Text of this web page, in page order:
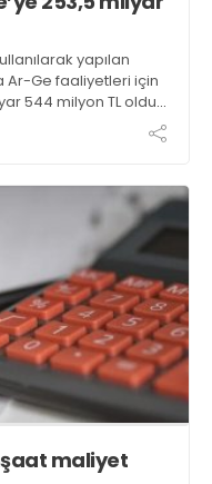
yapılan
Ar-Ge faaliyetleri için
544 milyon TL oldu.
bütçesi
maliyet